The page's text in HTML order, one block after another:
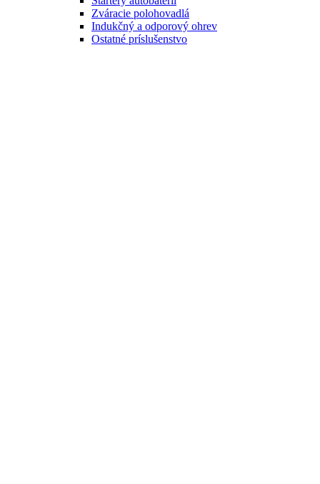
Zváracie polohovadlá
Indukčný a odporový ohrev
Ostatné príslušenstvo